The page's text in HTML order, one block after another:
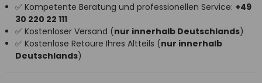
✅ Kompetente Beratung und professionellen Service: +49
30 220 22 111
✅ Kostenloser Versand (nur innerhalb Deutschlands)
✅ Kostenlose Retoure Ihres Altteils (nur innerhalb
Deutschlands)